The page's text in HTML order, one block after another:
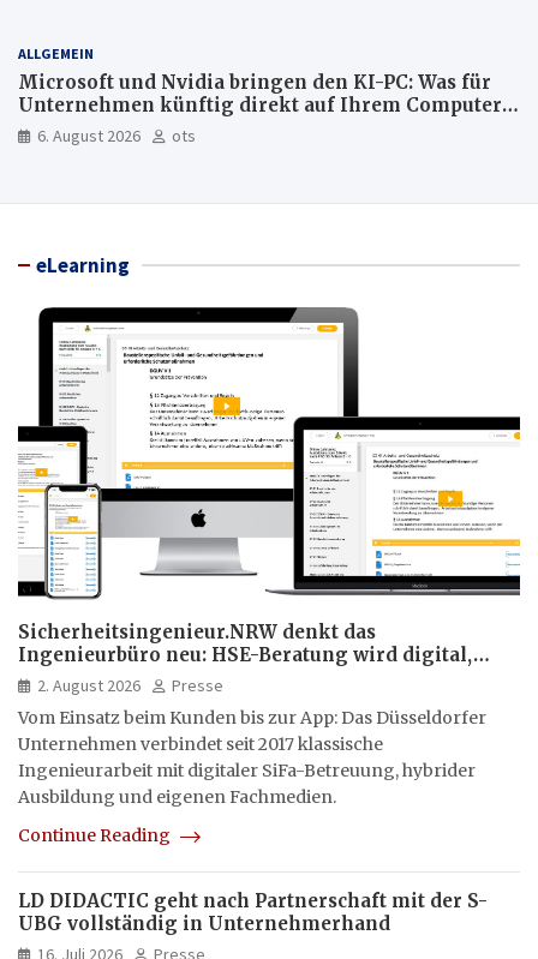
ALLGEMEIN
Microsoft und Nvidia bringen den KI-PC: Was für
Unternehmen künftig direkt auf Ihrem Computer
läuft und was weiter in der Cloud bleibt
6. August 2026 ots
eLearning
Sicherheitsingenieur.NRW denkt das
Ingenieurbüro neu: HSE-Beratung wird digital,
hybrid und multimedial
2. August 2026
Presse
Vom Einsatz beim Kunden bis zur App: Das Düsseldorfer
Unternehmen verbindet seit 2017 klassische
Ingenieurarbeit mit digitaler SiFa-Betreuung, hybrider
Ausbildung und eigenen Fachmedien.
Continue Reading
LD DIDACTIC geht nach Partnerschaft mit der S-
UBG vollständig in Unternehmerhand
16. Juli 2026 Presse